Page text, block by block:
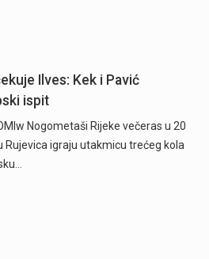
Ilves: Kek i Pavić
ispit
Nogometaši Rijeke večeras u 20
Rujevica igraju utakmicu trećeg kola